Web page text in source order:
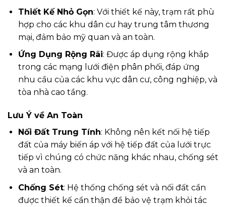
Thiết Kế Nhỏ Gọn: Với thiết kế này, trạm rất phù
hợp cho các khu dân cư hay trung tâm thương
mại, đảm bảo mỹ quan và an toàn.
Ứng Dụng Rộng Rãi: Được áp dụng rộng khắp
trong các mạng lưới điện phân phối, đáp ứng
nhu cầu của các khu vực dân cư, công nghiệp, và
tòa nhà cao tầng.
Lưu Ý về An Toàn
Nối Đất Trung Tính: Không nên kết nối hệ tiếp
đất của máy biến áp với hệ tiếp đất của lưới trực
tiếp vì chúng có chức năng khác nhau, chống sét
và an toàn.
Chống Sét: Hệ thống chống sét và nối đất cần
được thiết kế cẩn thận để bảo vệ trạm khỏi tác